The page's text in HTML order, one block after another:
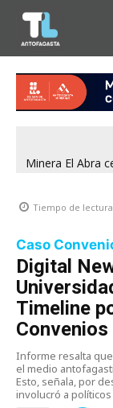
Minera El Abra
Tiempo de
Caso
Digital
Timeline
Convenios
Informe resalta
el medio
Esto, señala, por
involucró a